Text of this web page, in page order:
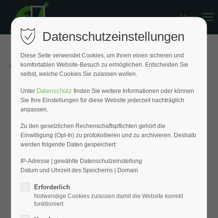
Register
Support
Lorem ipsum dolor sit amet:
24h/ 365days
Mon - Fri 8:00am - 5:00pm(GMT +1)
Get in touch
Cybersteel Inc.
Menu
« Zurück zur Übersicht
Datenschutzeinstellungen
Diese Seite verwendet Cookies, um Ihnen einen sicheren und
komfortablen Website-Besuch zu ermöglichen. Entscheiden Sie
selbst, welche Cookies Sie zulassen wollen.
Unter Datenschutz finden Sie weitere Informationen oder können
Sie Ihre Einstellungen für diese Website jederzeit nachträglich
anpassen.
Zu den gesetzlichen Rechenschaftspflichten gehört die
Einwilligung (Opt-In) zu protokollieren und zu archivieren. Deshalb
werden folgende Daten gespeichert:
IP-Adresse | gewählte Datenschutzeinstellung
Datum und Uhrzeit des Speicherns | Domain
Erforderlich
Notwendige Cookies zulassen damit die Website korrekt
funktioniert